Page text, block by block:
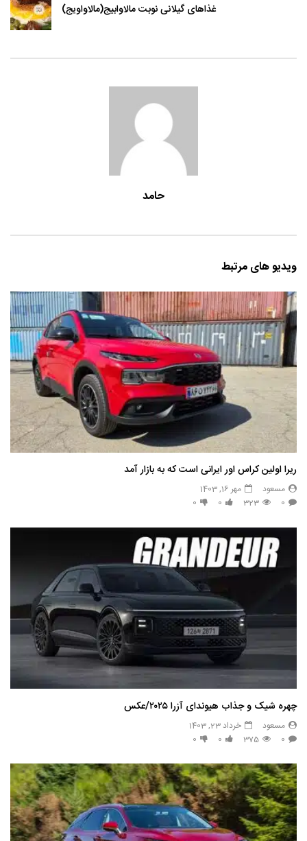
غذاهای گیلانی نوبت مالاوابیج(مالاواویج)
حامد
ویدیو های مرتبط
ریرا اولین کراس اور ایرانی است که به بازار آمد
مسعود
مهر 16, 1403
0
323
0
0
چهره شیک و جذاب هیوندای آزرا ۲۰۲۵/عکس
مسعود
خرداد 23, 1403
0
375
0
0